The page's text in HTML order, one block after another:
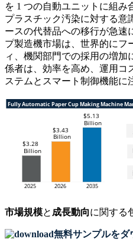
を 1 つの自動ユニットに組み
プラスチック汚染に対する意
ースの代替品への移行が急速
プ製造機市場は、世界的にフ
ィ、機関部門での採用の増加
係者は、効率を高め、運用コ
ステムとスマート制御機能に
市場規模と成長動向に関する
無料サンプルをダ